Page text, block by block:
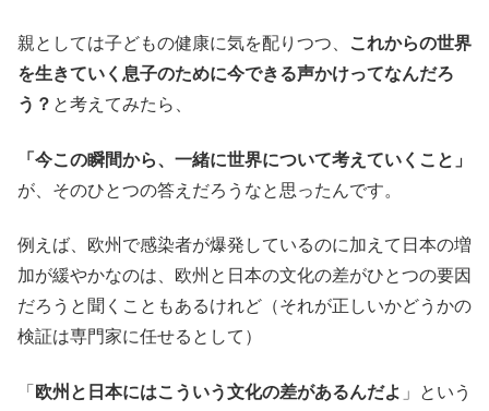
親としては子どもの健康に気を配りつつ、
これからの世界
を生きていく息子のために今できる声かけってなんだろ
う？ と考えてみたら、
「今この瞬間から、一緒に世界について考えていくこと」
が、そのひとつの答えだろうなと思ったんです。
例えば、欧州で感染者が爆発しているのに加えて日本の増
加が緩やかなのは、欧州と日本の文化の差がひとつの要因
だろうと聞くこともあるけれど（それが正しいかどうかの
検証は専門家に任せるとして）
「 欧州と日本にはこういう文化の差があるんだよ 」という